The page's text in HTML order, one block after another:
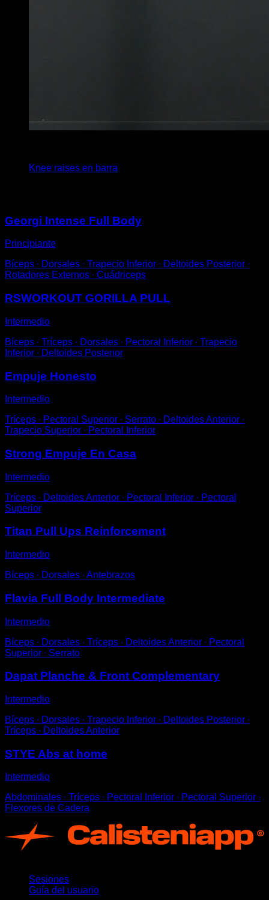
Knee raises en barra
Georgi Intense Full Body
Principiante
Bíceps ∙ Dorsales ∙ Trapecio Inferior ∙ Deltoides Posterior ∙
Rotadores Externos ∙ Cuádriceps
RSWORKOUT GORILLA PULL
Intermedio
Bíceps ∙ Tríceps ∙ Dorsales ∙ Pectoral Inferior ∙ Trapecio
Inferior ∙ Deltoides Posterior
Empuje Honesto
Intermedio
Tríceps ∙ Pectoral Superior ∙ Serrato ∙ Deltoides Anterior ∙
Trapecio Superior ∙ Pectoral Inferior
Strong Empuje En Casa
Intermedio
Tríceps ∙ Deltoides Anterior ∙ Pectoral Inferior ∙ Pectoral
Superior
Titan Pull Ups Reinforcement
Intermedio
Bíceps ∙ Dorsales ∙ Antebrazos
Flavia Full Body Intermediate
Intermedio
Bíceps ∙ Dorsales ∙ Tríceps ∙ Deltoides Anterior ∙ Pectoral
Superior ∙ Serrato
Dapat Planche & Front Complementary
Intermedio
Bíceps ∙ Dorsales ∙ Trapecio Inferior ∙ Deltoides Posterior ∙
Tríceps ∙ Deltoides Anterior
STYE Abs at home
Intermedio
Abdominales ∙ Tríceps ∙ Pectoral Inferior ∙ Pectoral Superior ∙
Flexores de Cadera
Sesiones
Guía del usuario